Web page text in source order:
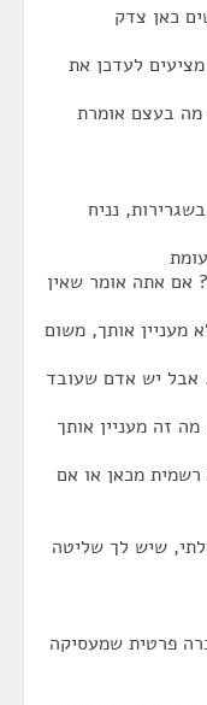
כאן צדק
לעדכן את
מה בעצם אומרת
נניח
אם אתה אומר שאין
מעניין אותך, משום
אבל יש אדם שעובד
זה מעניין אותך
מכאן או אם
שיש לך שליטה
פרטית שמעסיקה